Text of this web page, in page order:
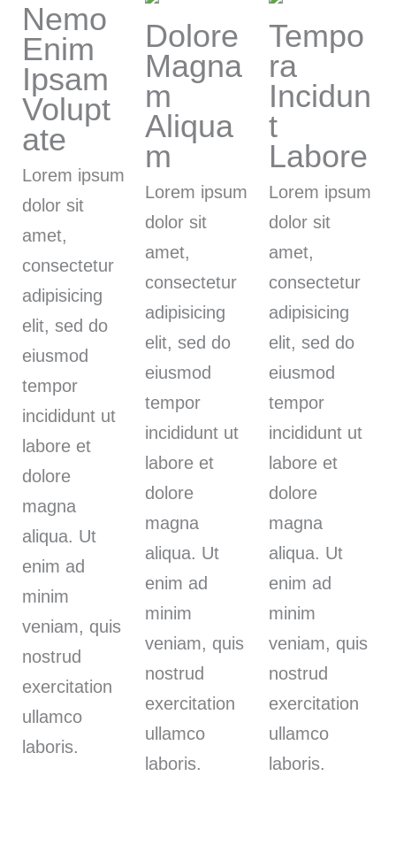
Nemo
Enim
Ipsam
Volupt
ate
Lorem ipsum
dolor sit
amet,
consectetur
adipisicing
elit, sed do
eiusmod
tempor
incididunt ut
labore et
dolore
magna
aliqua. Ut
enim ad
minim
veniam, quis
nostrud
exercitation
ullamco
laboris.
Dolore
Magna
m
Aliqua
m
Lorem ipsum
dolor sit
amet,
consectetur
adipisicing
elit, sed do
eiusmod
tempor
incididunt ut
labore et
dolore
magna
aliqua. Ut
enim ad
minim
veniam, quis
nostrud
exercitation
ullamco
laboris.
Tempo
ra
Incidun
t
Labore
Lorem ipsum
dolor sit
amet,
consectetur
adipisicing
elit, sed do
eiusmod
tempor
incididunt ut
labore et
dolore
magna
aliqua. Ut
enim ad
minim
veniam, quis
nostrud
exercitation
ullamco
laboris.